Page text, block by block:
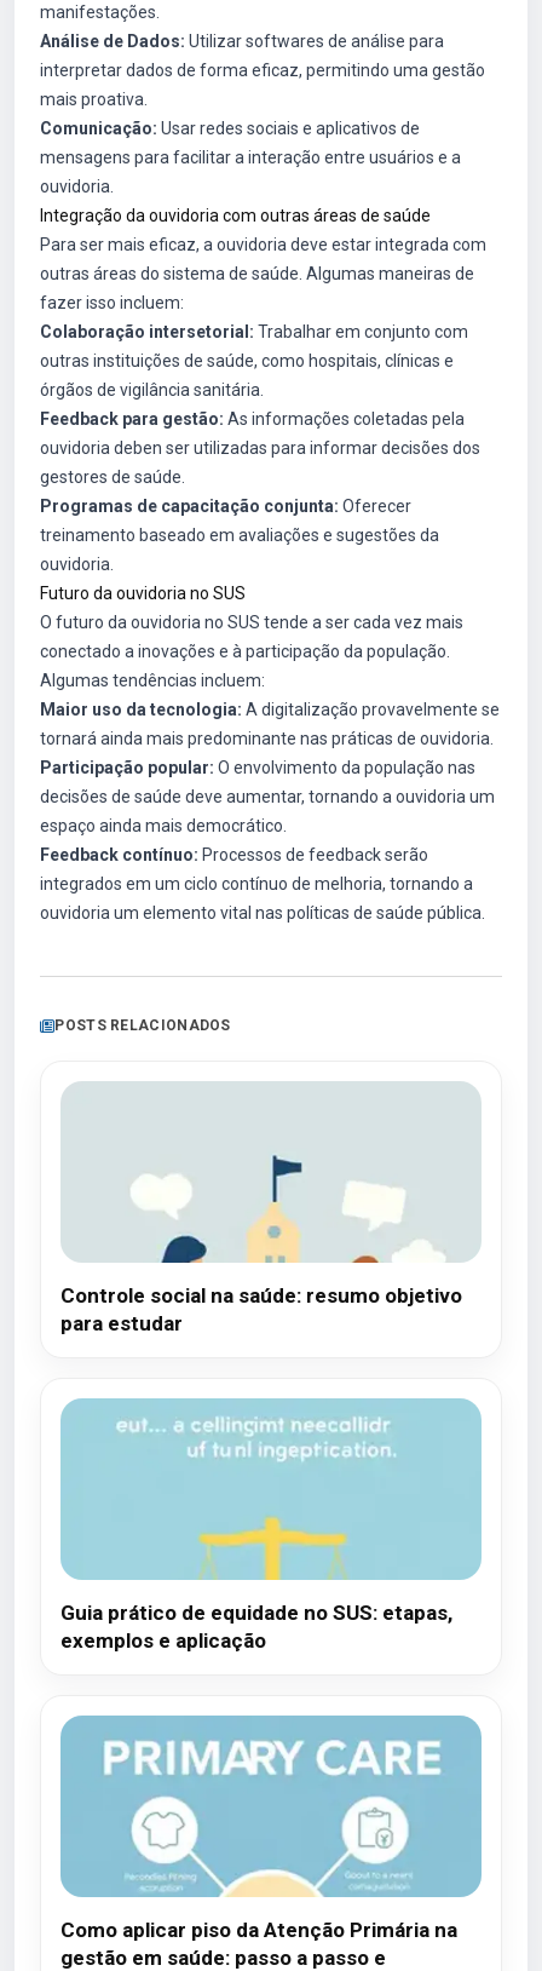
manifestações.
Análise de Dados: Utilizar softwares de análise para
interpretar dados de forma eficaz, permitindo uma gestão
mais proativa.
Comunicação: Usar redes sociais e aplicativos de
mensagens para facilitar a interação entre usuários e a
ouvidoria.
Integração da ouvidoria com outras áreas de saúde
Para ser mais eficaz, a ouvidoria deve estar integrada com
outras áreas do sistema de saúde. Algumas maneiras de
fazer isso incluem:
Colaboração intersetorial: Trabalhar em conjunto com
outras instituições de saúde, como hospitais, clínicas e
órgãos de vigilância sanitária.
Feedback para gestão: As informações coletadas pela
ouvidoria deben ser utilizadas para informar decisões dos
gestores de saúde.
Programas de capacitação conjunta: Oferecer
treinamento baseado em avaliações e sugestões da
ouvidoria.
Futuro da ouvidoria no SUS
O futuro da ouvidoria no SUS tende a ser cada vez mais
conectado a inovações e à participação da população.
Algumas tendências incluem:
Maior uso da tecnologia: A digitalização provavelmente se
tornará ainda mais predominante nas práticas de ouvidoria.
Participação popular: O envolvimento da população nas
decisões de saúde deve aumentar, tornando a ouvidoria um
espaço ainda mais democrático.
Feedback contínuo: Processos de feedback serão
integrados em um ciclo contínuo de melhoria, tornando a
ouvidoria um elemento vital nas políticas de saúde pública.
POSTS RELACIONADOS
Controle social na saúde: resumo objetivo
para estudar
Guia prático de equidade no SUS: etapas,
exemplos e aplicação
Como aplicar piso da Atenção Primária na
gestão em saúde: passo a passo e